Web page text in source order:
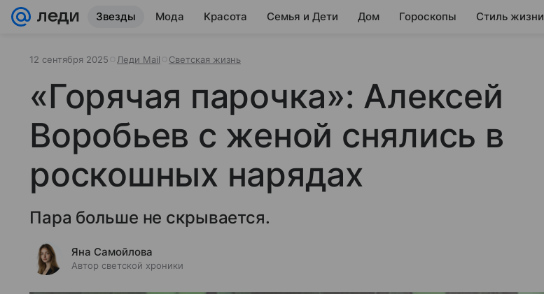
Звезды Мода Красота Семья и Дети Дом Гороскопы Стиль жизни
12 сентября 2025 Леди Mail Светская жизнь
«Горячая парочка»: Алексей
Воробьев с женой снялись в
роскошных нарядах
Пара больше не скрывается.
Яна Самойлова
Автор светской хроники